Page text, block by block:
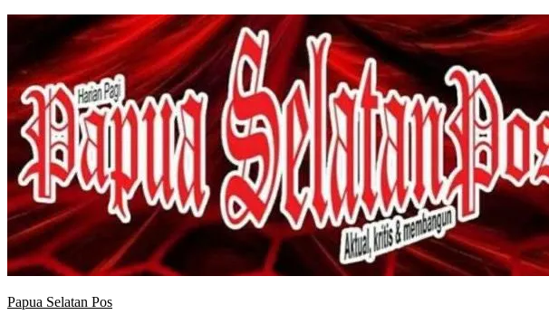
Primary
Papua Selatan Pos